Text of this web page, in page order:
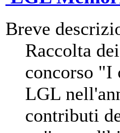
Breve
Raccolta
concorso
LGL
contributi